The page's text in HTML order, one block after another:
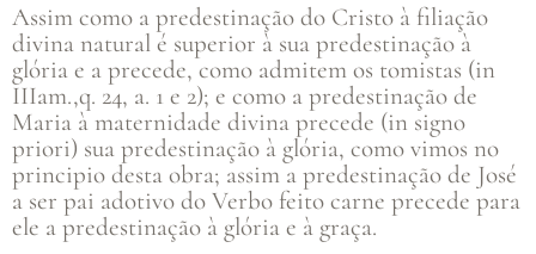
Assim como a predestinação do Cristo à filiação
divina natural é superior à sua predestinação à
glória e a precede, como admitem os tomistas (in
IIIam.,q. 24, a. 1 e 2); e como a predestinação de
Maria à maternidade divina precede (in signo
priori) sua predestinação à glória, como vimos no
principio desta obra; assim a predestinação de José
a ser pai adotivo do Verbo feito carne precede para
ele a predestinação à glória e à graça.